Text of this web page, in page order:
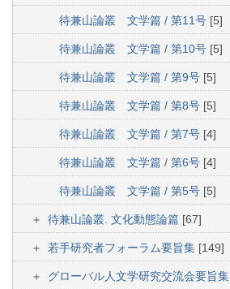
待兼山論叢 文学篇 / 第11号 [5]
待兼山論叢 文学篇 / 第10号 [5]
待兼山論叢 文学篇 / 第9号 [5]
待兼山論叢 文学篇 / 第8号 [5]
待兼山論叢 文学篇 / 第7号 [4]
待兼山論叢 文学篇 / 第6号 [4]
待兼山論叢 文学篇 / 第5号 [5]
待兼山論叢. 文化動態論篇 [67]
若手研究者フォーラム要旨集 [149]
グローバル人文学研究交流会要旨集